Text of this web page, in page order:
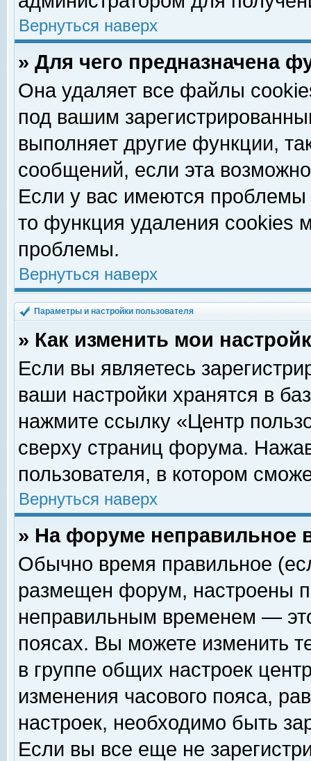
Вернуться наверх
» Для чего предназначена
Она удаляет все файлы
под вашим
выполняет другие функции,
сообщений, если эта
Если у вас имеются
то функция удаления cookies
проблемы.
Вернуться наверх
Параметры и настройки пользователя
» Как изменить мои
Если вы являетесь
ваши настройки хранятся в
нажмите ссылку «Центр
сверху страниц форума.
пользователя, в котором
Вернуться наверх
» На форуме неправильное
Обычно время правильное
размещен форум, настроены
неправильным временем —
поясах. Вы можете изменить
в группе общих настроек
изменения часового пояса,
настроек, необходимо быть
Если вы все еще не